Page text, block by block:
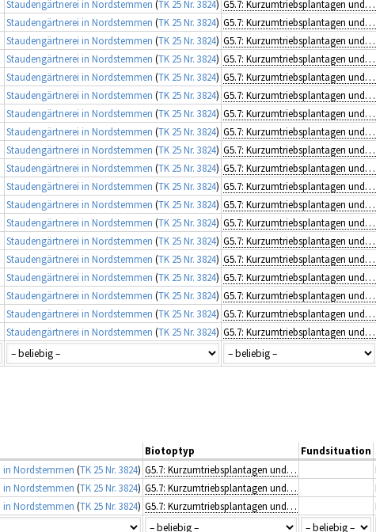
Staudengärtnerei in Nordstemmen (TK 25 Nr. 3824)
G5.7: Kurzumtriebsplantagen und Baumschulen
Staudengärtnerei in Nordstemmen (TK 25 Nr. 3824)
G5.7: Kurzumtriebsplantagen und Baumschulen
Staudengärtnerei in Nordstemmen (TK 25 Nr. 3824)
G5.7: Kurzumtriebsplantagen und Baumschulen
Staudengärtnerei in Nordstemmen (TK 25 Nr. 3824)
G5.7: Kurzumtriebsplantagen und Baumschulen
Staudengärtnerei in Nordstemmen (TK 25 Nr. 3824)
G5.7: Kurzumtriebsplantagen und Baumschulen
Staudengärtnerei in Nordstemmen (TK 25 Nr. 3824)
G5.7: Kurzumtriebsplantagen und Baumschulen
Staudengärtnerei in Nordstemmen (TK 25 Nr. 3824)
G5.7: Kurzumtriebsplantagen und Baumschulen
Staudengärtnerei in Nordstemmen (TK 25 Nr. 3824)
G5.7: Kurzumtriebsplantagen und Baumschulen
Staudengärtnerei in Nordstemmen (TK 25 Nr. 3824)
G5.7: Kurzumtriebsplantagen und Baumschulen
Staudengärtnerei in Nordstemmen (TK 25 Nr. 3824)
G5.7: Kurzumtriebsplantagen und Baumschulen
Staudengärtnerei in Nordstemmen (TK 25 Nr. 3824)
G5.7: Kurzumtriebsplantagen und Baumschulen
Staudengärtnerei in Nordstemmen (TK 25 Nr. 3824)
G5.7: Kurzumtriebsplantagen und Baumschulen
Staudengärtnerei in Nordstemmen (TK 25 Nr. 3824)
G5.7: Kurzumtriebsplantagen und Baumschulen
Staudengärtnerei in Nordstemmen (TK 25 Nr. 3824)
G5.7: Kurzumtriebsplantagen und Baumschulen
Staudengärtnerei in Nordstemmen (TK 25 Nr. 3824)
G5.7: Kurzumtriebsplantagen und Baumschulen
Staudengärtnerei in Nordstemmen (TK 25 Nr. 3824)
G5.7: Kurzumtriebsplantagen und Baumschulen
Staudengärtnerei in Nordstemmen (TK 25 Nr. 3824)
G5.7: Kurzumtriebsplantagen und Baumschulen
Staudengärtnerei in Nordstemmen (TK 25 Nr. 3824)
G5.7: Kurzumtriebsplantagen und Baumschulen
Staudengärtnerei in Nordstemmen (TK 25 Nr. 3824)
G5.7: Kurzumtriebsplantagen und Baumschulen
Biotoptyp Fundsituation
in Nordstemmen (TK 25 Nr. 3824) G5.7: Kurzumtriebsplantagen und Baumschulen
in Nordstemmen (TK 25 Nr. 3824) G5.7: Kurzumtriebsplantagen und Baumschulen
in Nordstemmen (TK 25 Nr. 3824) G5.7: Kurzumtriebsplantagen und Baumschulen